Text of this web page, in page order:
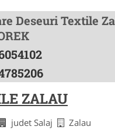
Deseuri Textile
ZALAU
judet Salaj
Zalau